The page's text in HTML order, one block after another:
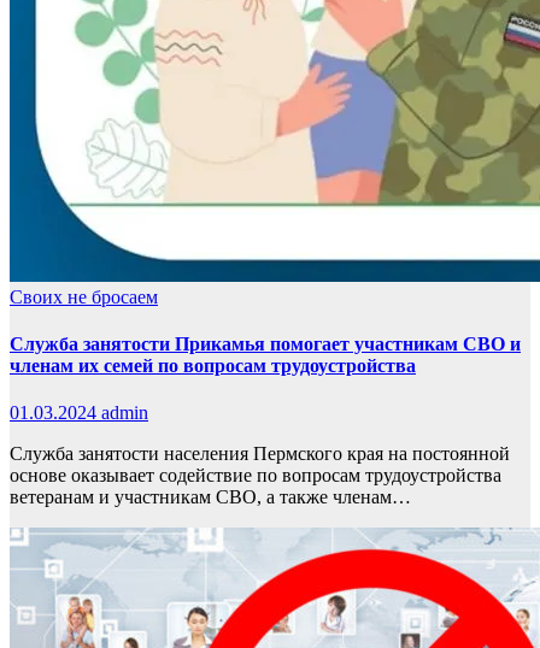
Своих не бросаем
Служба занятости Прикамья помогает участникам СВО и
членам их семей по вопросам трудоустройства
01.03.2024 admin
Служба занятости населения Пермского края на постоянной
основе оказывает содействие по вопросам трудоустройства
ветеранам и участникам СВО, а также членам…